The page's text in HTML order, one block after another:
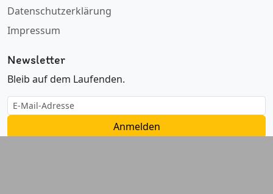
Datenschutzerklärung
Impressum
Newsletter
Bleib auf dem Laufenden.
Anmelden